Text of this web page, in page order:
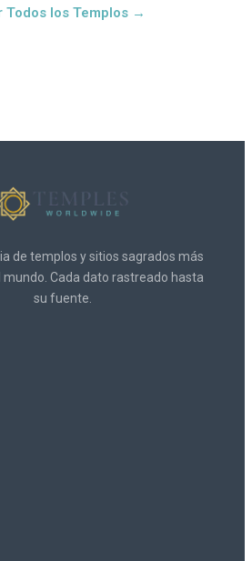
Todos los Templos →
de templos y sitios sagrados más
Cada dato rastreado hasta
su fuente.